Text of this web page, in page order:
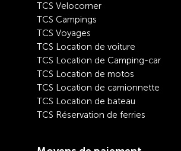
TCS Velocorner
TCS Campings
TCS Voyages
TCS Location de voiture
TCS Location de Camping-car
TCS Location de motos
TCS Location de camionnette
TCS Location de bateau
TCS Réservation de ferries